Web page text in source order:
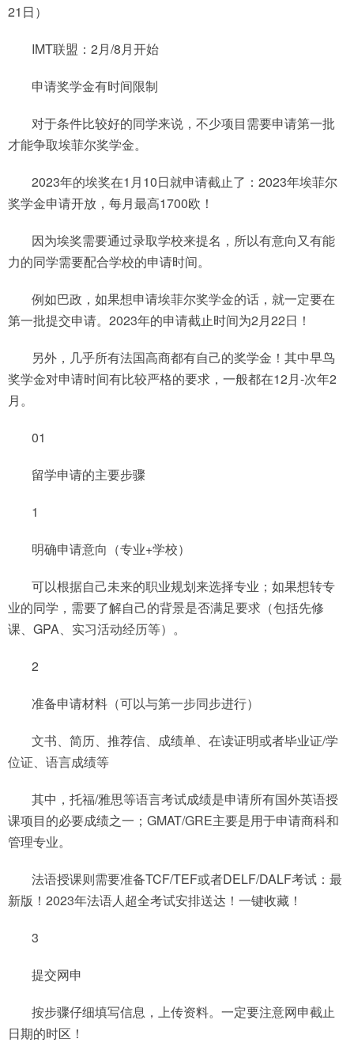
21日）
IMT联盟：2月/8月开始
申请奖学金有时间限制
对于条件比较好的同学来说，不少项目需要申请第一批
才能争取埃菲尔奖学金。
2023年的埃奖在1月10日就申请截止了：2023年埃菲尔
奖学金申请开放，每月最高1700欧！
因为埃奖需要通过录取学校来提名，所以有意向又有能
力的同学需要配合学校的申请时间。
例如巴政，如果想申请埃菲尔奖学金的话，就一定要在
第一批提交申请。2023年的申请截止时间为2月22日！
另外，几乎所有法国高商都有自己的奖学金！其中早鸟
奖学金对申请时间有比较严格的要求，一般都在12月-次年2
月。
01
留学申请的主要步骤
1
明确申请意向（专业+学校）
可以根据自己未来的职业规划来选择专业；如果想转专
业的同学，需要了解自己的背景是否满足要求（包括先修
课、GPA、实习活动经历等）。
2
准备申请材料（可以与第一步同步进行）
文书、简历、推荐信、成绩单、在读证明或者毕业证/学
位证、语言成绩等
其中，托福/雅思等语言考试成绩是申请所有国外英语授
课项目的必要成绩之一；GMAT/GRE主要是用于申请商科和
管理专业。
法语授课则需要准备TCF/TEF或者DELF/DALF考试：最
新版！2023年法语人超全考试安排送达！一键收藏！
3
提交网申
按步骤仔细填写信息，上传资料。一定要注意网申截止
日期的时区！